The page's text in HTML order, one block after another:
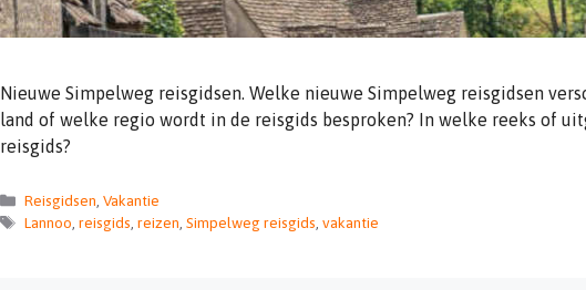
Nieuwe Simpelweg reisgidsen. Welke nieuwe Simpelweg reisgidsen
land of welke regio wordt in de reisgids besproken? In welke reeks of
reisgids?
Categorieën
Reisgidsen Vakantie
Tags
Lannoo reisgids reizen Simpelweg reisgids vakantie